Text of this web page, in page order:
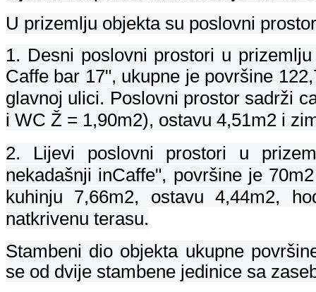
U prizemlju objekta su poslovni
1. Desni poslovni prostori u
Caffe bar 17", ukupne je površine
glavnoj ulici. Poslovni prostor sadrži
i WC Ž = 1,90m2), ostavu 4,51m2 i
2. Lijevi poslovni prostori u
nekadašnji inCaffe", površine je
kuhinju 7,66m2, ostavu 4,44m2,
natkrivenu terasu.
Stambeni dio objekta ukupne
se od dvije stambene jedinice sa